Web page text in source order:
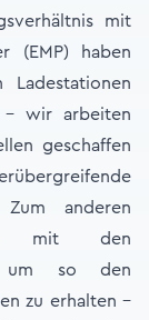
mit
(EMP) haben
– wir arbeiten
geschaffen
Zum anderen
mit den
um so den
zu erhalten –